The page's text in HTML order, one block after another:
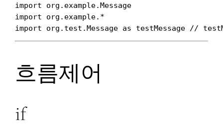
import org.example.Message
import org.example.*
흐름제어
if